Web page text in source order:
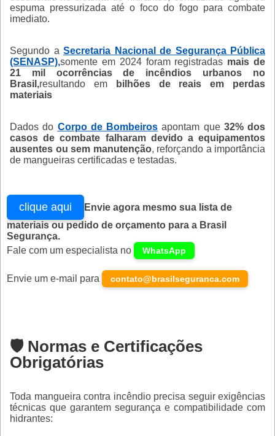
espuma pressurizada até o foco do fogo para combate
imediato.
Segundo a Secretaria Nacional de Segurança Pública
(SENASP),somente em 2024 foram registradas mais de
21 mil ocorrências de incêndios urbanos no
Brasil,resultando em
bilhões de reais em perdas
materiais
Dados do Corpo de Bombeiros apontam que 32% dos
casos de combate falharam devido a equipamentos
ausentes ou sem manutenção, reforçando a importância
de mangueiras certificadas e testadas.
clique aqui
Envie agora mesmo sua lista de
materiais ou pedido de orçamento para a Brasil
Segurança.
Fale com um especialista no
WhatsApp
Envie um e-mail para contato@brasilseguranca.com
🛡️ Normas e Certificações
Obrigatórias
Toda mangueira contra incêndio precisa seguir exigências
técnicas que garantem segurança e compatibilidade com
hidrantes: